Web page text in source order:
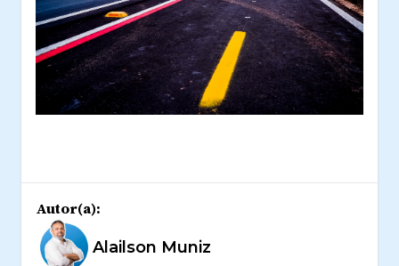
Autor(a):
Alailson Muniz